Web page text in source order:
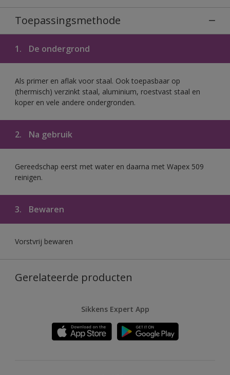
Toepassingsmethode
1. De ondergrond
Als primer en aflak voor staal. Ook toepasbaar op
(thermisch) verzinkt staal, aluminium, roestvast staal en
koper en vele andere ondergronden.
2. Na gebruik
Gereedschap eerst met water en daarna met Wapex 509
reinigen.
3. Bewaren
Vorstvrij bewaren
Gerelateerde producten
Sikkens Expert App